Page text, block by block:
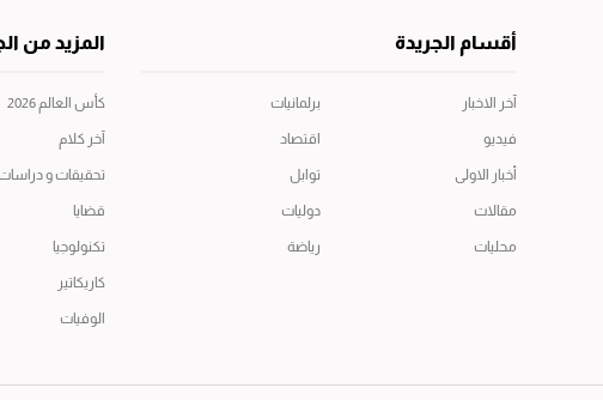
أقسام الجريدة
آخر الاخبار
فيديو
أخبار الاولى
مقالات
محليات
برلمانيات
اقتصاد
توابل
دوليات
رياضة
المزيد من
كأس العالم 2026
آخر كلام
تحقيقات و
قضايا
تكنولوجيا
كاريكاتير
الوفيات